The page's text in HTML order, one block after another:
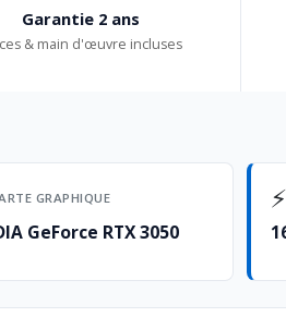
Garantie 2 ans
& main d'œuvre incluses
GRAPHIQUE
GeForce RTX 3050
⚡